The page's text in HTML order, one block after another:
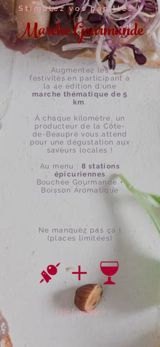
Marche Gourmande
Stimulez vos papilles !
Augmentez les
festivités en participant à
la 4e édition d'une
marche thématique de 5
km.
À chaque kilomètre, un
producteur de la Côte-
de-Beaupré vous attend
pour une dégustation aux
saveurs locales !
Au menu : 8 stations
épicuriennes
Bouchée Gourmande +
Boisson Aromatique
Ne manquez pas ça !
(places limitées)
Voir le menu >